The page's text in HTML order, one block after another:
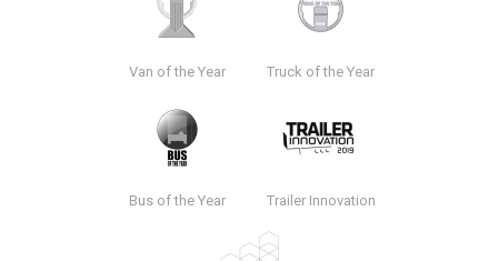
Van of the Year Truck of the Year
Bus of the Year Trailer Innovation